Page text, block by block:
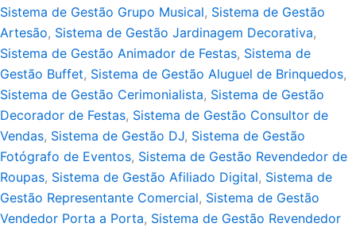
Sistema de Gestão Grupo Musical, Sistema de Gestão
Artesão, Sistema de Gestão Jardinagem Decorativa,
Sistema de Gestão Animador de Festas, Sistema de
Gestão Buffet, Sistema de Gestão Aluguel de Brinquedos,
Sistema de Gestão Cerimonialista, Sistema de Gestão
Decorador de Festas, Sistema de Gestão Consultor de
Vendas, Sistema de Gestão DJ, Sistema de Gestão
Fotógrafo de Eventos, Sistema de Gestão Revendedor de
Roupas, Sistema de Gestão Afiliado Digital, Sistema de
Gestão Representante Comercial, Sistema de Gestão
Vendedor Porta a Porta, Sistema de Gestão Revendedor